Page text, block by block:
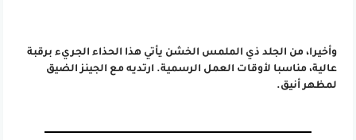
وأخيرا، من الجلد ذي الملمس الخشن يأتي هذا الحذاء الجريء برقبة
عالية، مناسبا لأوقات العمل الرسمية. ارتديه مع الجينز الضيق
لمظهر أنيق.